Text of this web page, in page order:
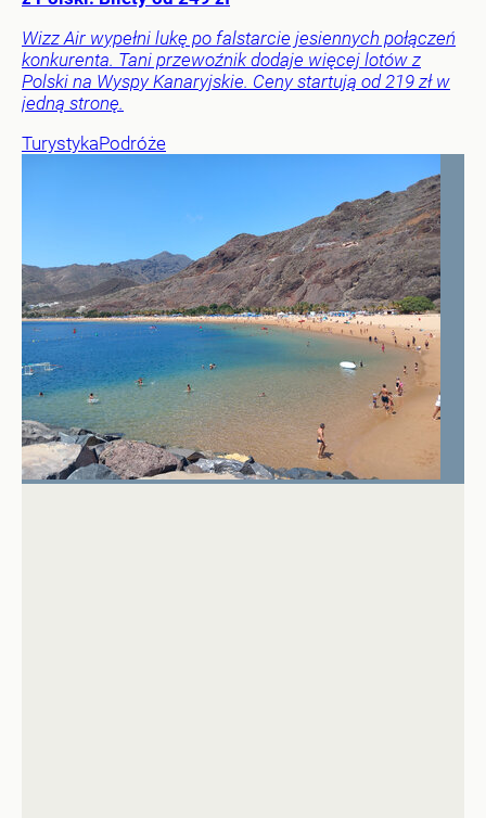
Wizz Air wypełni lukę po falstarcie jesiennych połączeń
konkurenta. Tani przewoźnik dodaje więcej lotów z
Polski na Wyspy Kanaryjskie. Ceny startują od 219 zł w
jedną stronę.
TurystykaPodróże